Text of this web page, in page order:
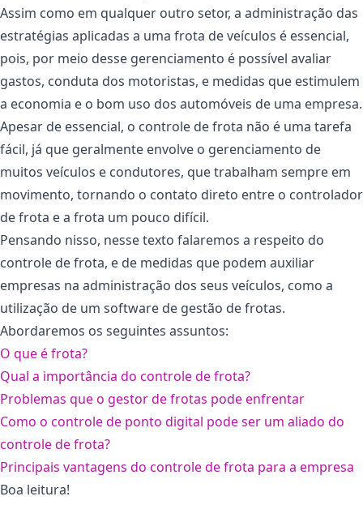
Assim como em qualquer outro setor, a administração das
estratégias aplicadas a uma frota de veículos é essencial,
pois, por meio desse gerenciamento é possível avaliar
gastos, conduta dos motoristas, e medidas que estimulem
a economia e o bom uso dos automóveis de uma empresa.
Apesar de essencial, o controle de frota não é uma tarefa
fácil, já que geralmente envolve o gerenciamento de
muitos veículos e condutores, que trabalham sempre em
movimento, tornando o contato direto entre o controlador
de frota e a frota um pouco difícil.
Pensando nisso, nesse texto falaremos a respeito do
controle de frota, e de medidas que podem auxiliar
empresas na administração dos seus veículos, como a
utilização de um software de gestão de frotas.
Abordaremos os seguintes assuntos:
O que é frota?
Qual a importância do controle de frota?
Problemas que o gestor de frotas pode enfrentar
Como o controle de ponto digital pode ser um aliado do
controle de frota?
Principais vantagens do controle de frota para a empresa
Boa leitura!